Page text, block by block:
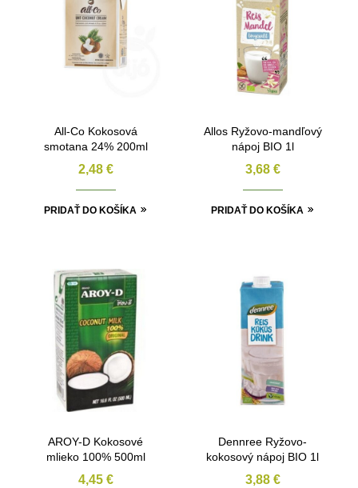
All-Co Kokosová
smotana 24% 200ml
2,48 €
PRIDAŤ DO KOŠÍKA
Allos Ryžovo-mandľový
nápoj BIO 1l
3,68 €
PRIDAŤ DO KOŠÍKA
AROY-D Kokosové
mlieko 100% 500ml
4,45 €
Dennree Ryžovo-
kokosový nápoj BIO 1l
3,88 €